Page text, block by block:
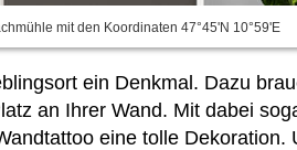
mit den Koordinaten 47°45'N 10°59'E
ein Denkmal. Dazu
an Ihrer Wand. Mit dabei
eine tolle